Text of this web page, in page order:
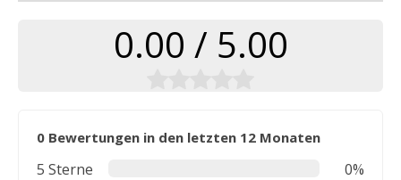
0.00 / 5.00
0 Bewertungen in den letzten 12 Monaten
5 Sterne
0%